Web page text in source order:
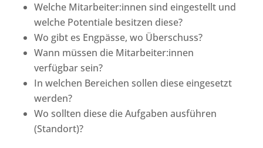
Welche Mitarbeiter:innen sind eingestellt und
welche Potentiale besitzen diese?
Wo gibt es Engpässe, wo Überschuss?
Wann müssen die Mitarbeiter:innen
verfügbar sein?
In welchen Bereichen sollen diese eingesetzt
werden?
Wo sollten diese die Aufgaben ausführen
(Standort)?